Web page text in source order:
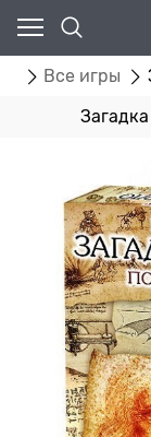
Все игры